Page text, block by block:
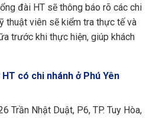
đài HT sẽ thông báo rõ các chi
thuật viên sẽ kiểm tra thực tế và
trước khi thực hiện, giúp khách
có chi nhánh ở Phú Yên
Trần Nhật Duật, P6, TP. Tuy Hòa,